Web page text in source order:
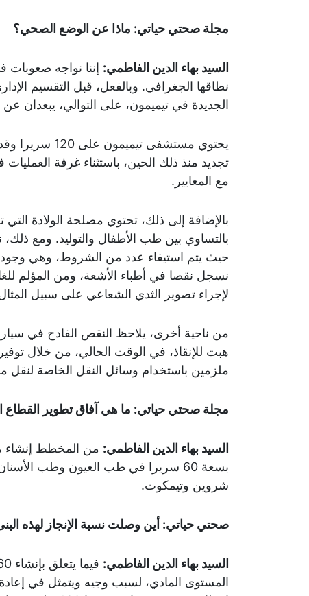
مجلة صحتي حياتي: ماذا عن الوضع الصحي؟
السيد بهاء الدين الفاطمي: إننا نواجه صعوبات
نطاقها الجغرافي. وبالفعل، قبل التقسيم
الجديدة في تيميمون، على التوالي، يبعدان عن أدرار،
مع المعايير.
بالتساوي بين طب الأطفال والتوليد. ومع
حيث يتم استيفاء عدد من الشروط، وهي وجود
لإجراء تصوير الثدي الشعاعي على سبيل
من ناحية أخرى، يلاحظ النقص الفادح في
هبت للإنقاذ، في الوقت الحالي، من خلال
ملزمين باستخدام وسائل النقل الخاصة لنقل
مجلة صحتي حياتي: ما هي آفاق تطوير
السيد بهاء الدين الفاطمي:
بسعة 60 سريرا في طب العيون وطب
شروين وتيمكوت.
صحتي حياتي: أين وصلت نسبة الإنجاز لهذه
السيد بهاء الدين الفاطمي:
المستوى المادي، لسبب وجيه ويتمثل في